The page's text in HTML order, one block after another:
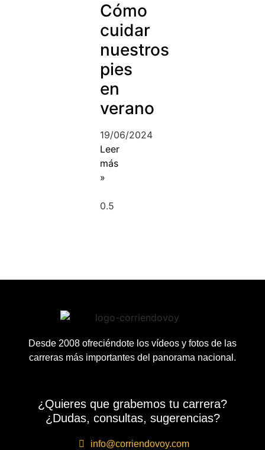
Cómo
cuidar
nuestros
pies
en
verano
19/06/2024
Leer
más
»
Desde 2008 ofreciéndote los vídeos y fotos de las
carreras más importantes del panorama nacional.
¿Quieres que grabemos tu carrera?
¿Dudas, consultas, sugerencias?
info@corriendovoy.com